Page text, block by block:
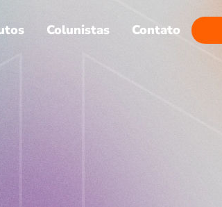
Colunistas Contato
para o futuro